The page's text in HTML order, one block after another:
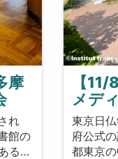
摩
れ
館の
る…
【
メデ
東京日
府公式
都東京